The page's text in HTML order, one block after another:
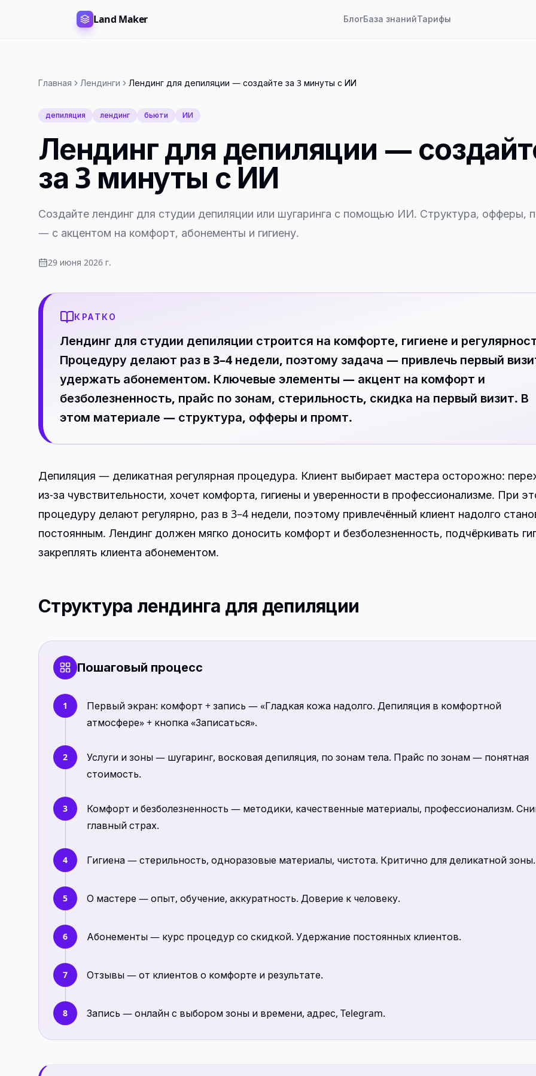
Land Maker БлогБаза знанийТарифы
Главная Лендинги Лендинг для депиляции — создайте за 3 минуты с ИИ
депиляция лендинг бьюти ИИ
Лендинг для депиляции —
за 3 минуты с ИИ
Создайте лендинг для студии депиляции или шугаринга с помощью ИИ. Структура, офферы,
— с акцентом на комфорт, абонементы и гигиену.
29 июня 2026 г.
КРАТКО
Лендинг для студии депиляции строится на комфорте, гигиене и
Процедуру делают раз в 3–4 недели, поэтому задача — привлечь первый
удержать абонементом. Ключевые элементы — акцент на комфорт и
безболезненность, прайс по зонам, стерильность, скидка на первый визит. В
этом материале — структура, офферы и промт.
Депиляция — деликатная регулярная процедура. Клиент выбирает мастера осторожно:
из-за чувствительности, хочет комфорта, гигиены и уверенности в профессионализме. При
процедуру делают регулярно, раз в 3–4 недели, поэтому привлечённый клиент надолго
постоянным. Лендинг должен мягко доносить комфорт и безболезненность, подчёркивать
закреплять клиента абонементом.
Структура лендинга для депиляции
Пошаговый процесс
1
Первый экран: комфорт + запись — «Гладкая кожа надолго. Депиляция в комфортной
атмосфере» + кнопка «Записаться».
2
Услуги и зоны — шугаринг, восковая депиляция, по зонам тела. Прайс по зонам — понятная
стоимость.
3
Комфорт и безболезненность — методики, качественные материалы, профессионализм.
главный страх.
4 Гигиена — стерильность, одноразовые материалы, чистота. Критично для деликатной зоны.
5 О мастере — опыт, обучение, аккуратность. Доверие к человеку.
6 Абонементы — курс процедур со скидкой. Удержание постоянных клиентов.
7 Отзывы — от клиентов о комфорте и результате.
8 Запись — онлайн с выбором зоны и времени, адрес, Telegram.